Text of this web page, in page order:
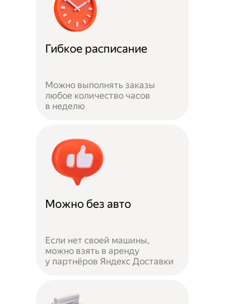
Гибкое расписание
Можно выполнять заказы
любое количество часов
в неделю
Можно без авто
Если нет своей машины,
можно взять в аренду
у партнёров Яндекс Доставки